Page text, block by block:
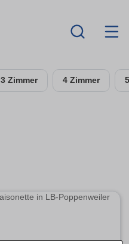
3 Zimmer 4 Zimmer